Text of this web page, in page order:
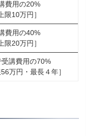
費用の20%
限10万円］
費用の40%
限20万円］
講費用の70%
56万円・最長４年］